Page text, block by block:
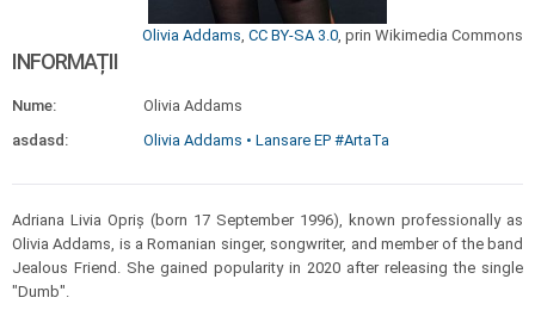
Olivia Addams, CC BY-SA 3.0, prin Wikimedia Commons
INFORMAȚII
Nume:
Olivia Addams
asdasd:
Olivia Addams • Lansare EP #ArtaTa
Adriana Livia Opriș (born 17 September 1996), known professionally as
Olivia Addams, is a Romanian singer, songwriter, and member of the band
Jealous Friend. She gained popularity in 2020 after releasing the single
"Dumb".